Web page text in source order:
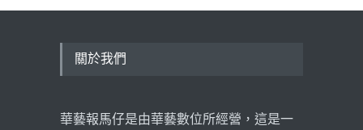
華藝線上圖書館年度報告出
超高齡社會下的長照想像，
關於我們
華藝報馬仔是由華藝數位所經營，這是一